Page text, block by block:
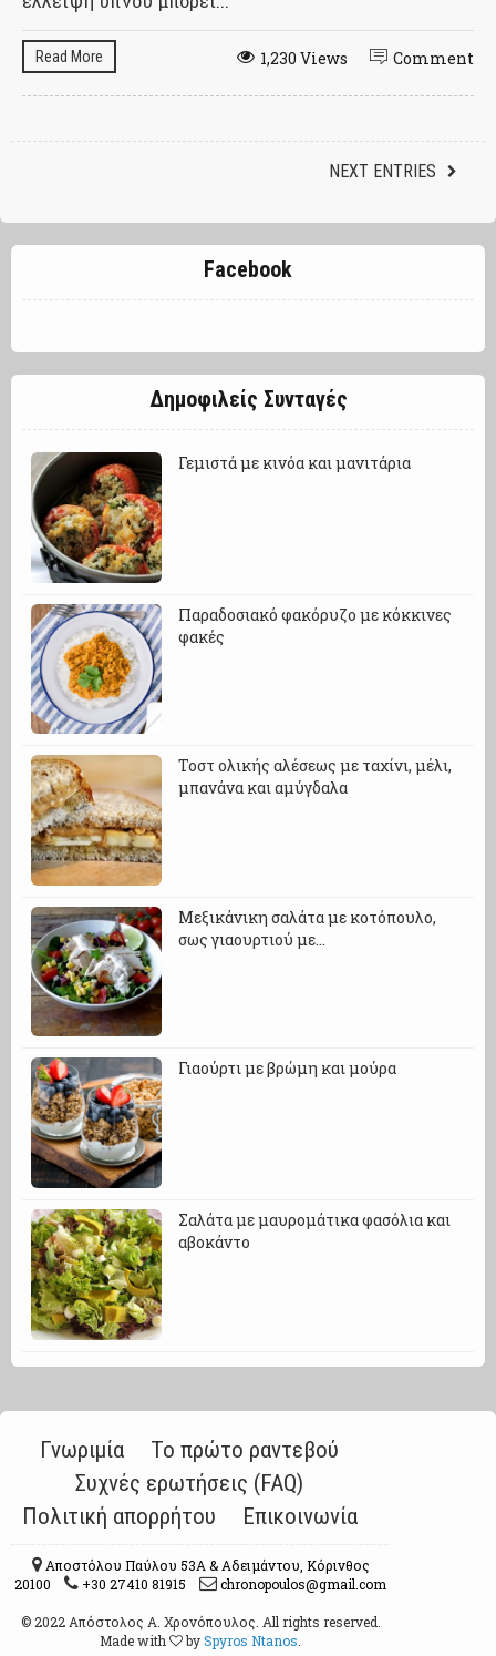
Read More Comment
1,230 Views
NEXT ENTRIES
Facebook
Δημοφιλείς Συνταγές
Γεμιστά με κινόα και μανιτάρια
Παραδοσιακό φακόρυζο με κόκκινες
φακές
Τοστ ολικής αλέσεως με ταχίνι, μέλι,
μπανάνα και αμύγδαλα
Μεξικάνικη σαλάτα με κοτόπουλο,
σως γιαουρτιού με…
Γιαούρτι με βρώμη και μούρα
Σαλάτα με μαυρομάτικα φασόλια και
αβοκάντο
Γνωριμία
Το πρώτο ραντεβού
Συχνές ερωτήσεις (FAQ)
Πολιτική απορρήτου
Επικοινωνία
Αποστόλου Παύλου 53A & Αδειμάντου, Κόρινθος
20100
+30 27410 81915 chronopoulos@gmail.com
© 2022 Απόστολος Α. Χρονόπουλος. All rights reserved.
Made with
bySpyros Ntanos